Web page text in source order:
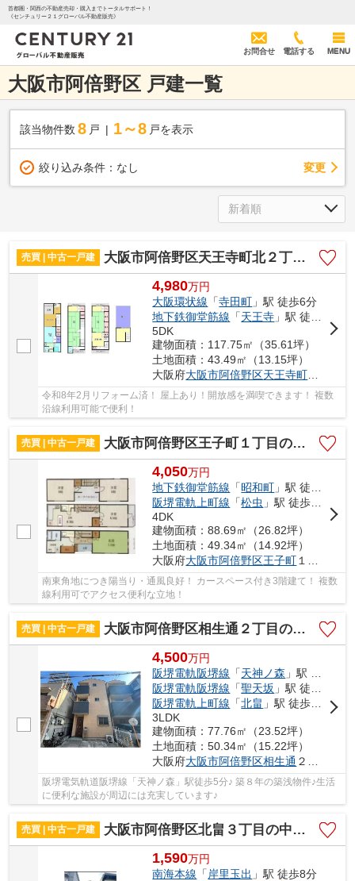
首都圏・関西の不動産売却・購入までトータルサポート！
《センチュリー２１グローバル不動産販売》
お問合せ 電話する MENU
大阪市阿倍野区 戸建一覧
該当物件数 8 戸 1～8 戸を表示
絞り込み条件： なし 変更
売買 | 中古一戸建 大阪市阿倍野区天王寺町北２丁目の中古一戸建
4,980万円
大阪環状線 「寺田町 」駅 徒歩6分
地下鉄御堂筋線 「天王寺 」駅 徒歩12分
5DK
建物面積：117.75㎡（35.61坪）
土地面積：43.49㎡（13.15坪）
大阪府大阪市阿倍野区天王寺町北
令和8年2月リフォーム済！ 屋上あり！開放感を満喫できます！ 複数
沿線利用可能で便利！
売買 | 中古一戸建 大阪市阿倍野区王子町１丁目の中古一戸建
4,050万円
地下鉄御堂筋線 「昭和町 」駅 徒歩6分
阪堺電軌上町線 「松虫 」駅 徒歩5分
4DK
建物面積：88.69㎡（26.82坪）
土地面積：49.34㎡（14.92坪）
大阪府大阪市阿倍野区王子町 １丁目
南東角地につき陽当り・通風良好！ カースペース付き3階建て！ 複数
線利用可でアクセス便利な立地！
売買 | 中古一戸建 大阪市阿倍野区相生通２丁目の中古一戸建
4,500万円
阪堺電軌阪堺線 「天神ノ森 」駅 徒歩5分
阪堺電軌阪堺線 「聖天坂 」駅 徒歩6分
阪堺電軌上町線 「北畠 」駅 徒歩9分
3LDK
建物面積：77.76㎡（23.52坪）
土地面積：50.34㎡（15.22坪）
大阪府大阪市阿倍野区相生通 ２丁目
阪堺電気軌道阪堺線「天神ノ森」駅徒歩5分♪ 築８年の築浅物件♪生活
に便利な施設が周辺には充実しています♪
売買 | 中古一戸建 大阪市阿倍野区北畠３丁目の中古一戸建
1,590万円
南海本線 「 岸里玉出 」駅 徒歩8分